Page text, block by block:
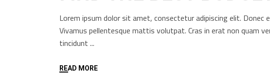
Lorem ipsum dolor sit amet, consectetur adipiscing elit.
Vivamus pellentesque mattis volutpat. Cras in erat non quam
tincidunt
READ MORE